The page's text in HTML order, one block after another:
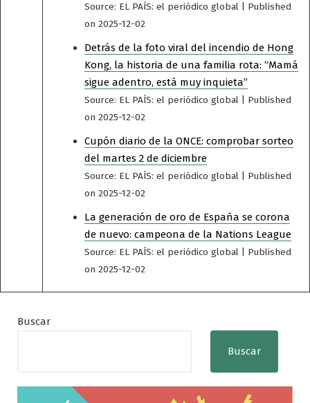
Source: EL PAÍS: el periódico global
Published
on 2025-12-02
Detrás de la foto viral del incendio de Hong
Kong, la historia de una familia rota: “Mamá
sigue adentro, está muy inquieta”
Source: EL PAÍS: el periódico global
Published
on 2025-12-02
Cupón diario de la ONCE: comprobar sorteo
del martes 2 de diciembre
Source: EL PAÍS: el periódico global
Published
on 2025-12-02
La generación de oro de España se corona
de nuevo: campeona de la Nations League
Source: EL PAÍS: el periódico global
Published
on 2025-12-02
Buscar
Buscar